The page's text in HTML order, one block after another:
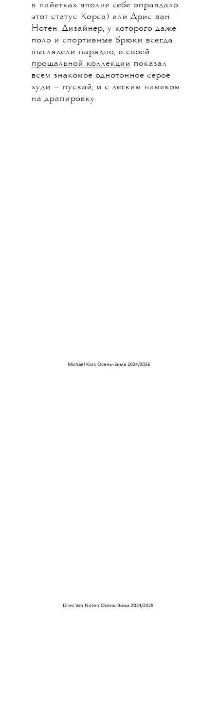
в пайетках вполне себе оправдало
этот статус Корса) или Дрис ван
Нотен. Дизайнер, у которого даже
поло и спортивные брюки всегда
выглядели нарядно, в своей
прощальной коллекции показал
всем знакомое однотонное серое
худи — пускай, и с легким намеком
на драпировку.
Michael Kors Осень-Зима 2024/2025
Dries Van Noten Осень-Зима 2024/2025